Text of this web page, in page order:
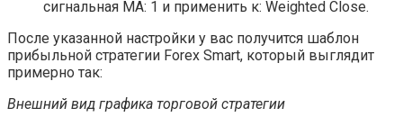
сигнальная MA: 1 и применить к: Weighted Close.
После указанной настройки у вас получится шаблон
прибыльной стратегии Forex Smart, который выглядит
примерно так:
Внешний вид графика торговой стратегии